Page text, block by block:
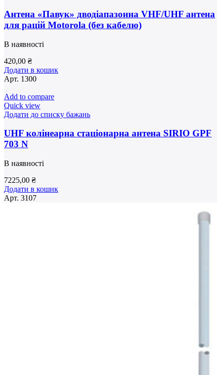
Антена «Павук» дводіапазонна VHF/UHF антена
для рацій Motorola (без кабелю)
В наявності
420,00 ₴
Додати в кошик
Арт. 1300
Add to compare
Quick view
Додати до списку бажань
UHF колінеарна стаціонарна антена SIRIO GPF
703 N
В наявності
7225,00 ₴
Додати в кошик
Арт. 3107